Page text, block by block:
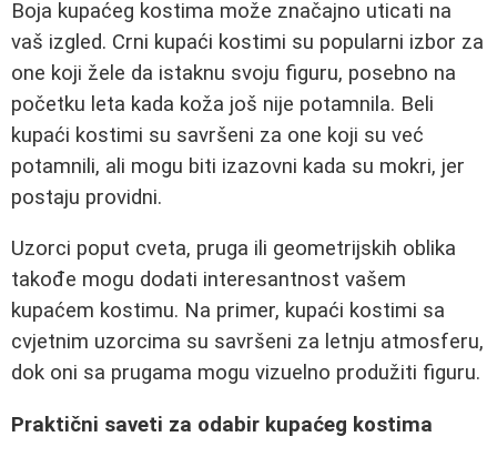
Boja kupaćeg kostima može značajno uticati na
vaš izgled. Crni kupaći kostimi su popularni izbor za
one koji žele da istaknu svoju figuru, posebno na
početku leta kada koža još nije potamnila. Beli
kupaći kostimi su savršeni za one koji su već
potamnili, ali mogu biti izazovni kada su mokri, jer
postaju providni.
Uzorci poput cveta, pruga ili geometrijskih oblika
takođe mogu dodati interesantnost vašem
kupaćem kostimu. Na primer, kupaći kostimi sa
cvjetnim uzorcima su savršeni za letnju atmosferu,
dok oni sa prugama mogu vizuelno produžiti figuru.
Praktični saveti za odabir kupaćeg kostima